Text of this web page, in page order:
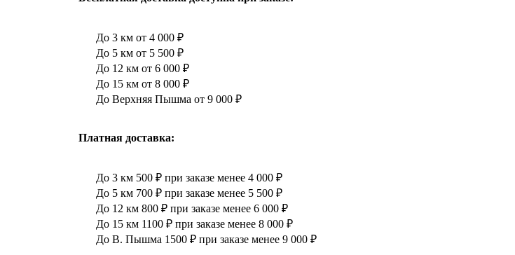
До 3 км от 4 000 ₽
До 5 км от 5 500 ₽
До 12 км от 6 000 ₽
До 15 км от 8 000 ₽
До Верхняя Пышма от 9 000 ₽
Платная доставка:
До 3 км 500 ₽ при заказе менее 4 000 ₽
До 5 км 700 ₽ при заказе менее 5 500 ₽
До 12 км 800 ₽ при заказе менее 6 000 ₽
До 15 км 1100 ₽ при заказе менее 8 000 ₽
До В. Пышма 1500 ₽ при заказе менее 9 000 ₽